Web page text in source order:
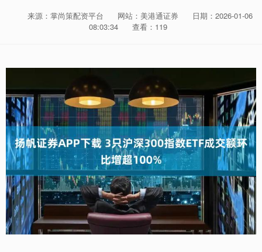
来源：掌尚策配资平台 网站：美港通证券
日期：2026-01-06
08:03:34
查看：119